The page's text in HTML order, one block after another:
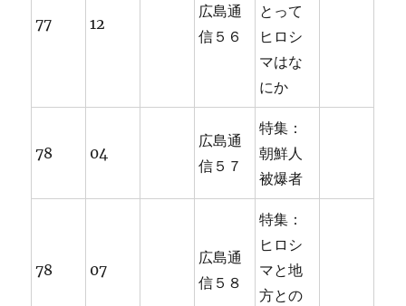
77 12
広島通
信５６
とって
ヒロシ
マはな
にか
78 04
広島通
信５７
特集：
朝鮮人
被爆者
78 07
広島通
信５８
特集：
ヒロシ
マと地
方との